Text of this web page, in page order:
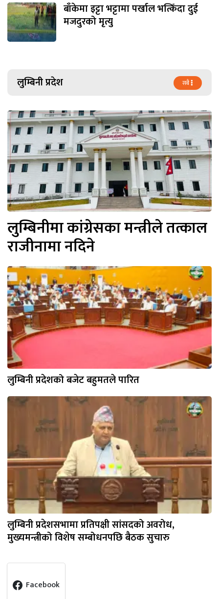
बाँकेमा इट्टा भट्टामा पर्खाल भत्किँदा दुई
मजदुरको मृत्यु
लुम्बिनी प्रदेश सबै
लुम्बिनीमा कांग्रेसका मन्त्रीले तत्काल
राजीनामा नदिने
लुम्बिनी प्रदेशको बजेट बहुमतले पारित
लुम्बिनी प्रदेशसभामा प्रतिपक्षी सांसदको अवरोध,
मुख्यमन्त्रीको विशेष सम्बोधनपछि बैठक सुचारु
Facebook